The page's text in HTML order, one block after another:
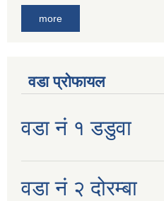
more
वडा प्रोफायल
वडा नं १ डडुवा
वडा नं २ दोरम्बा